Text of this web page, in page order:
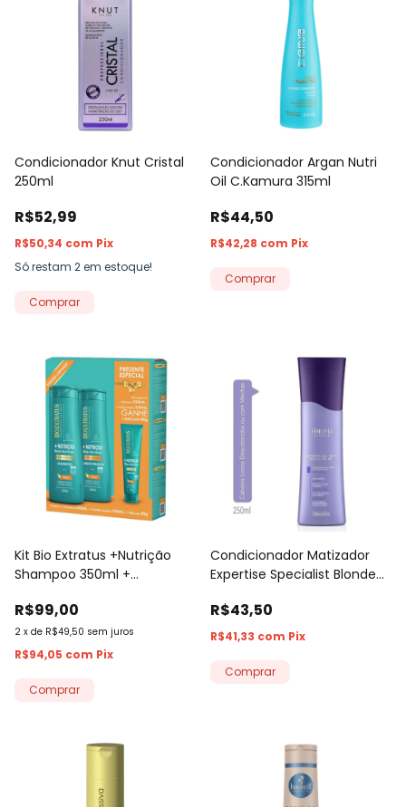
Condicionador Knut Cristal
250ml
R$52,99
R$50,34 com Pix
Só restam 2em estoque!
Condicionador Argan Nutri
Oil C.Kamura 315ml
R$44,50
R$42,28 com Pix
Kit Bio Extratus +Nutrição
Shampoo 350ml +
Máscara 90g
R$99,00
2 x de R$49,50 sem juros
R$94,05 com Pix
Condicionador Matizador
Expertise Specialist Blonde
R$43,50
R$41,33 com Pix